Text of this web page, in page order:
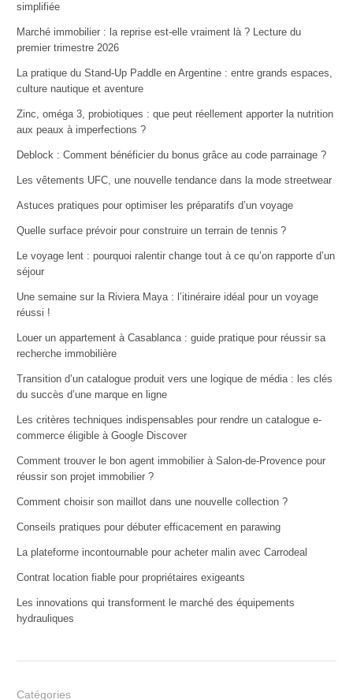
simplifiée
Marché immobilier : la reprise est-elle vraiment là ? Lecture du
premier trimestre 2026
La pratique du Stand-Up Paddle en Argentine : entre grands espaces,
culture nautique et aventure
Zinc, oméga 3, probiotiques : que peut réellement apporter la nutrition
aux peaux à imperfections ?
Deblock : Comment bénéficier du bonus grâce au code parrainage ?
Les vêtements UFC, une nouvelle tendance dans la mode streetwear
Astuces pratiques pour optimiser les préparatifs d’un voyage
Quelle surface prévoir pour construire un terrain de tennis ?
Le voyage lent : pourquoi ralentir change tout à ce qu’on rapporte d’un
séjour
Une semaine sur la Riviera Maya : l’itinéraire idéal pour un voyage
réussi !
Louer un appartement à Casablanca : guide pratique pour réussir sa
recherche immobilière
Transition d’un catalogue produit vers une logique de média : les clés
du succès d’une marque en ligne
Les critères techniques indispensables pour rendre un catalogue e-
commerce éligible à Google Discover
Comment trouver le bon agent immobilier à Salon-de-Provence pour
réussir son projet immobilier ?
Comment choisir son maillot dans une nouvelle collection ?
Conseils pratiques pour débuter efficacement en parawing
La plateforme incontournable pour acheter malin avec Carrodeal
Contrat location fiable pour propriétaires exigeants
Les innovations qui transforment le marché des équipements
hydrauliques
Catégories